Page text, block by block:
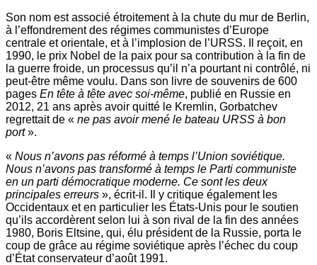
Son nom est associé étroitement à la chute du mur de Berlin,
à l’effondrement des régimes communistes d’Europe
centrale et orientale, et à l’implosion de l’URSS. Il reçoit, en
1990, le prix Nobel de la paix pour sa contribution à la fin de
la guerre froide, un processus qu’il n’a pourtant ni contrôlé, ni
peut-être même voulu. Dans son livre de souvenirs de 600
pages En tête à tête avec soi-même, publié en Russie en
2012, 21 ans après avoir quitté le Kremlin, Gorbatchev
regrettait de « ne pas avoir mené le bateau URSS à bon
port».
« Nous n’avons pas réformé à temps l’Union soviétique.
Nous n’avons pas transformé à temps le Parti communiste
en un parti démocratique moderne. Ce sont les deux
principales erreurs », écrit-il. Il y critique également les
Occidentaux et en particulier les États-Unis pour le soutien
qu’ils accordèrent selon lui à son rival de la fin des années
1980, Boris Eltsine, qui, élu président de la Russie, porta le
coup de grâce au régime soviétique après l’échec du coup
d’État conservateur d’août 1991.